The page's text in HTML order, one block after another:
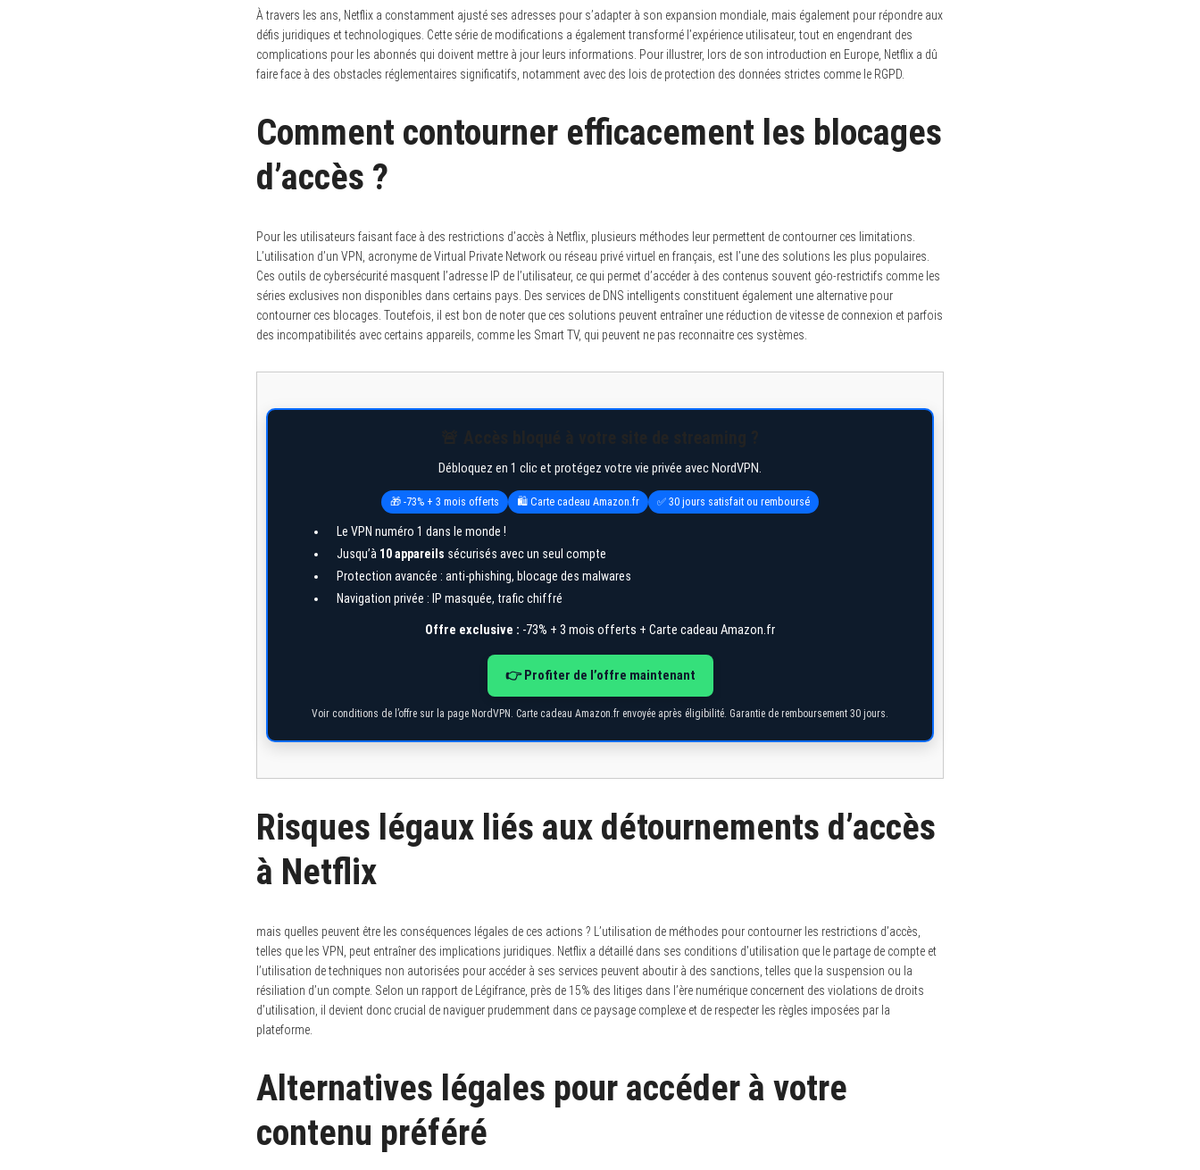
À travers les ans, Netflix a constamment ajusté ses adresses pour s’adapter à son expansion mondiale, mais également pour répondre aux
défis juridiques et technologiques. Cette série de modifications a également transformé l’expérience utilisateur, tout en engendrant des
complications pour les abonnés qui doivent mettre à jour leurs informations. Pour illustrer, lors de son introduction en Europe, Netflix a dû
faire face à des obstacles réglementaires significatifs, notamment avec des lois de protection des données strictes comme le RGPD.
Comment contourner efficacement les blocages
d’accès ?
Pour les utilisateurs faisant face à des restrictions d’accès à Netflix, plusieurs méthodes leur permettent de contourner ces limitations.
L’utilisation d’un VPN, acronyme de Virtual Private Network ou réseau privé virtuel en français, est l’une des solutions les plus populaires.
Ces outils de cybersécurité masquent l’adresse IP de l’utilisateur, ce qui permet d’accéder à des contenus souvent géo-restrictifs comme les
séries exclusives non disponibles dans certains pays. Des services de DNS intelligents constituent également une alternative pour
contourner ces blocages. Toutefois, il est bon de noter que ces solutions peuvent entraîner une réduction de vitesse de connexion et parfois
des incompatibilités avec certains appareils, comme les Smart TV, qui peuvent ne pas reconnaitre ces systèmes.
Débloquez en 1 clic et protégez votre vie privée avec NordVPN.
🎁 -73% + 3 mois offerts 🛍️ Carte cadeau Amazon.fr ✅ 30 jours satisfait ou remboursé
Le VPN numéro 1 dans le monde !
Jusqu’à 10 appareils sécurisés avec un seul compte
Protection avancée : anti-phishing, blocage des malwares
Navigation privée : IP masquée, trafic chiffré
Offre exclusive : -73% + 3 mois offerts + Carte cadeau Amazon.fr
👉 Profiter de l’offre maintenant
Voir conditions de l’offre sur la page NordVPN. Carte cadeau Amazon.fr envoyée après éligibilité. Garantie de remboursement 30 jours.
Risques légaux liés aux détournements d’accès
à Netflix
mais quelles peuvent être les conséquences légales de ces actions ? L’utilisation de méthodes pour contourner les restrictions d’accès,
telles que les VPN, peut entraîner des implications juridiques. Netflix a détaillé dans ses conditions d’utilisation que le partage de compte et
l’utilisation de techniques non autorisées pour accéder à ses services peuvent aboutir à des sanctions, telles que la suspension ou la
résiliation d’un compte. Selon un rapport de Légifrance, près de 15% des litiges dans l’ère numérique concernent des violations de droits
d’utilisation, il devient donc crucial de naviguer prudemment dans ce paysage complexe et de respecter les règles imposées par la
plateforme.
Alternatives légales pour accéder à votre
contenu préféré